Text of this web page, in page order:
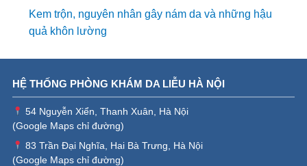
Kem trộn, nguyên nhân gây nám da và những hậu
quả khôn lường
HỆ THỐNG PHÒNG KHÁM DA LIỄU HÀ NỘI
54 Nguyễn Xiển, Thanh Xuân, Hà Nội
(Google Maps chỉ đường)
83 Trần Đại Nghĩa, Hai Bà Trưng, Hà Nội
(Google Maps chỉ đường)